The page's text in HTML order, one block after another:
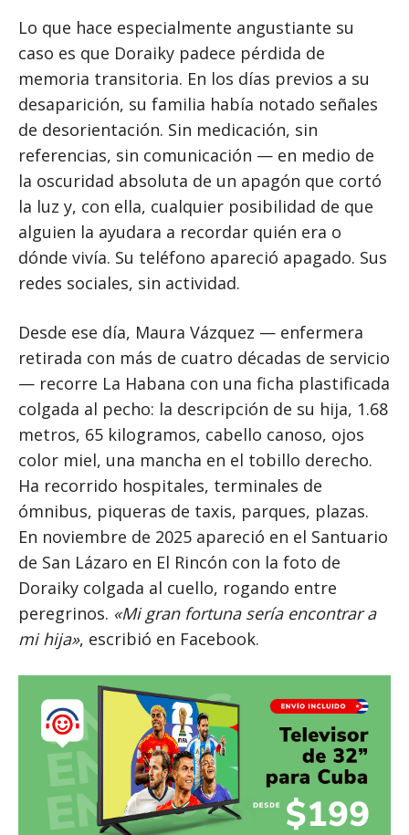
Lo que hace especialmente angustiante su
caso es que Doraiky padece pérdida de
memoria transitoria. En los días previos a su
desaparición, su familia había notado señales
de desorientación. Sin medicación, sin
referencias, sin comunicación — en medio de
la oscuridad absoluta de un apagón que cortó
la luz y, con ella, cualquier posibilidad de que
alguien la ayudara a recordar quién era o
dónde vivía. Su teléfono apareció apagado. Sus
redes sociales, sin actividad.
Desde ese día, Maura Vázquez — enfermera
retirada con más de cuatro décadas de servicio
— recorre La Habana con una ficha plastificada
colgada al pecho: la descripción de su hija, 1.68
metros, 65 kilogramos, cabello canoso, ojos
color miel, una mancha en el tobillo derecho.
Ha recorrido hospitales, terminales de
ómnibus, piqueras de taxis, parques, plazas.
En noviembre de 2025 apareció en el Santuario
de San Lázaro en El Rincón con la foto de
Doraiky colgada al cuello, rogando entre
peregrinos. «Mi gran fortuna sería encontrar a
mi hija», escribió en Facebook.